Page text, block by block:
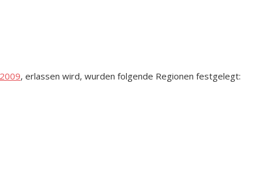
, erlassen wird, wurden folgende Regionen festgelegt: